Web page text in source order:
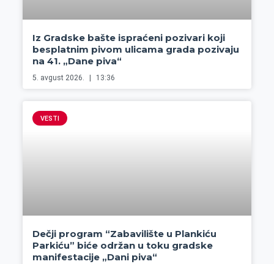
Iz Gradske bašte ispraćeni pozivari koji
besplatnim pivom ulicama grada pozivaju
na 41. „Dane piva“
5. avgust 2026. 13:36
VESTI
Dečji program “Zabavilište u Plankiću
Parkiću” biće održan u toku gradske
manifestacije „Dani piva“